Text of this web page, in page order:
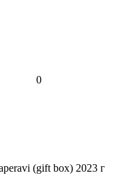
0
(gift box) 2023 г